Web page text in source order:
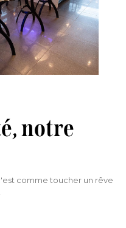
notre
comme toucher un rêve